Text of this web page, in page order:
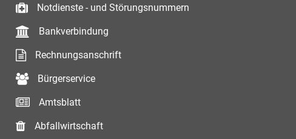
Notdienste - und Störungsnummern
Bankverbindung
Rechnungsanschrift
Bürgerservice
Amtsblatt
Abfallwirtschaft